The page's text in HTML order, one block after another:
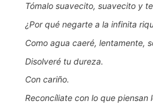
Tómalo suavecito, suavecito y
¿Por qué negarte a la infinita
Como agua caeré, lentamente,
Disolveré tu dureza.
Con cariño.
Reconcíliate con lo que piensan